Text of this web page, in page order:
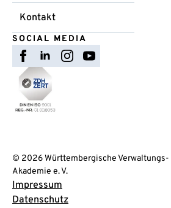
Kontakt
SOCIAL MEDIA
© 2026 Württembergische
Akademie e. V.
Impressum
Datenschutz